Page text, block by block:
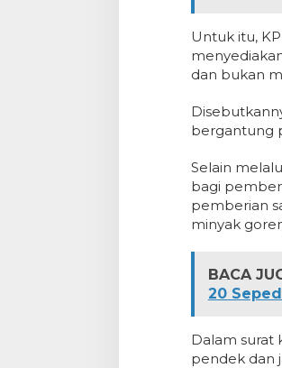
Untuk itu,
dan bukan
bergantung
Selain
bagi
pemberian
minyak
BACA
20
Dalam surat
pendek dan